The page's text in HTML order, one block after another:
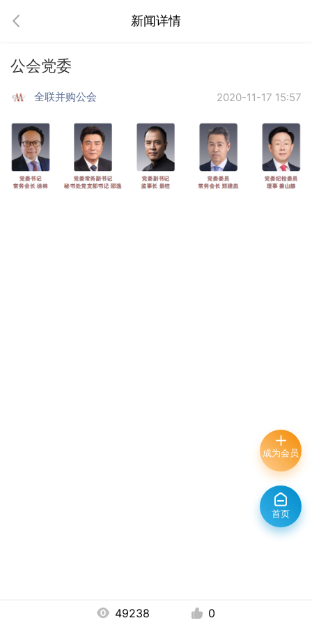
新闻详情
公会党委
全联并购公会 2020-11-17 15:57
49238 0
成为会员
首页